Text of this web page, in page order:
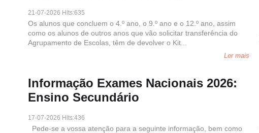
21-07-2026 Hits:635
Os alunos que concluem o 4.º ano, o 9.º ano e o 12.º ano, assim
como os alunos de outros anos que vão solicitar transferência do
Agrupamento de Escolas, têm de devolver o Kit...
Ler mais
Informação Exames Nacionais 2026:
Ensino Secundário
17-07-2026 Hits:436
Pede-se a vossa atenção para a seguinte informação, bem como